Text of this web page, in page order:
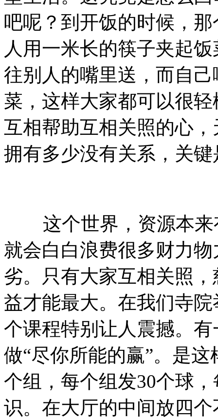
吧呢？到开饭的时候，
人用一米长的筷子夹起
往别人的嘴里送，而自
菜，这样大家都可以很
互相帮助互相关照的心
拥有多少没有关系，关
这个世界，资源本来
就会白白浪费很多财力
劣。只有大家互相关照
益才能最大。在我们寺
个课程特别让人震撼。
做“尽你所能的赢”。是
个组，每个组发30个球
识。在大厅的中间放四